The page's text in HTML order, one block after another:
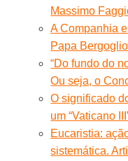
Massimo
A Companhia
Papa Bergoglio
“Do fundo do
Ou seja, o
O significado
um “Vaticano
Eucaristia:
sistemática.